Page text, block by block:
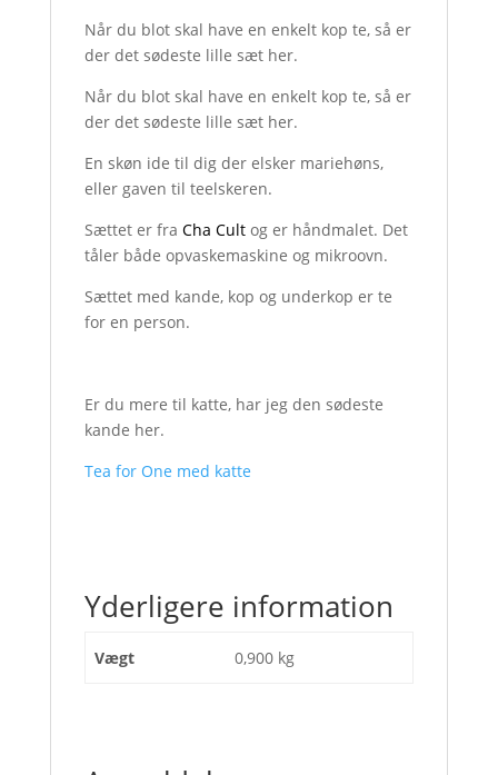
Når du blot skal have en enkelt kop te, så er
der det sødeste lille sæt her.
Når du blot skal have en enkelt kop te, så er
der det sødeste lille sæt her.
En skøn ide til dig der elsker mariehøns,
eller gaven til teelskeren.
Sættet er fra Cha Cultog er håndmalet. Det
tåler både opvaskemaskine og mikroovn.
Sættet med kande, kop og underkop er te
for en person.
Er du mere til katte, har jeg den sødeste
kande her.
Tea for One med katte
Yderligere information
Vægt 0,900 kg